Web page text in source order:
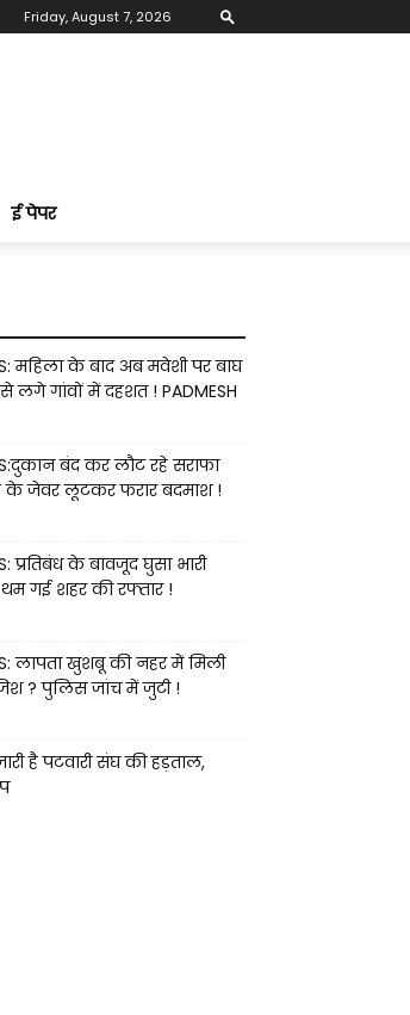
Friday, August 7, 2026
ई पेपर
महिला के बाद अब मवेशी पर बाघ
लगे गांवों में दहशत ! PADMESH
बंद कर लौट रहे सराफा
के जेवर लूटकर फरार बदमाश !
प्रतिबंध के बावजूद घुसा भारी
गई शहर की रफ्तार !
लापता खुशबू की नहर में मिली
? पुलिस जांच में जुटी !
है पटवारी संघ की हड़ताल,